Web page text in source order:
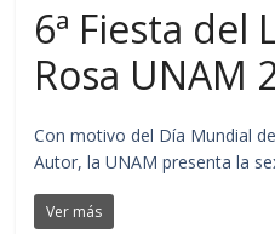
6ª Fiesta del
Rosa UNAM
Con motivo del Día Mundial
Autor, la UNAM presenta la
Ver más